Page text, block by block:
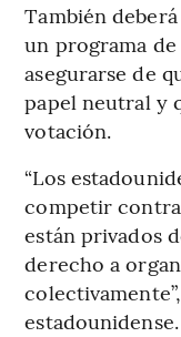
También
un programa
asegurarse de
papel neutral y
votación.
“Los
competir
están privados
derecho a
estadounidense.